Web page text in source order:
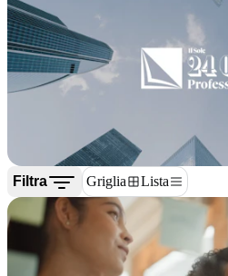
Filtra Griglia Lista